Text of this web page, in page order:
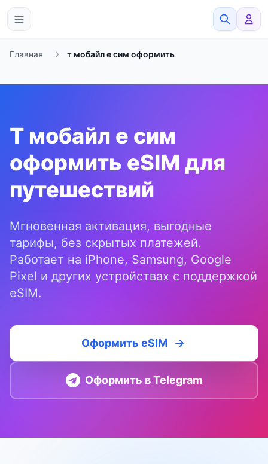
Главная т мобайл е сим оформить
Т мобайл е сим
оформить eSIM для
путешествий
Мгновенная активация, выгодные
тарифы, без скрытых платежей.
Работает на iPhone, Samsung, Google
Pixel и других устройствах с поддержкой
eSIM.
Оформить eSIM
Оформить в Telegram